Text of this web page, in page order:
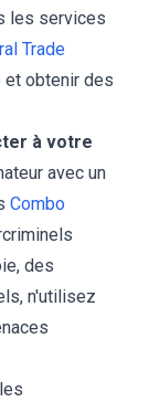
les services
Trade
et obtenir des
à votre
avec un
Combo
des
n'utilisez